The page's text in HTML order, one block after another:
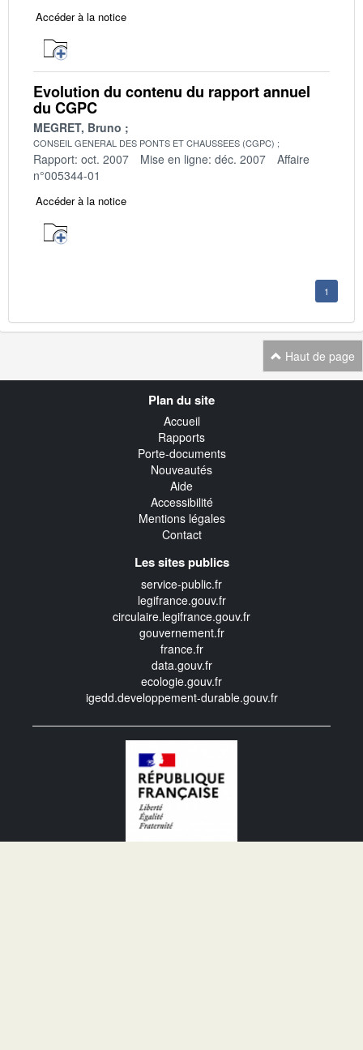
Accéder à la notice
Evolution du contenu du rapport annuel
du CGPC
MEGRET, Bruno
CONSEIL GENERAL DES PONTS ET CHAUSSEES (CGPC)
Rapport: oct. 2007 Mise en ligne: déc. 2007
Affaire
n°005344-01
Accéder à la notice
1
Haut de page
Plan du site
Accueil
Rapports
Porte-documents
Nouveautés
Aide
Accessibilité
Mentions légales
Contact
Les sites publics
service-public.fr
legifrance.gouv.fr
circulaire.legifrance.gouv.fr
gouvernement.fr
france.fr
data.gouv.fr
ecologie.gouv.fr
igedd.developpement-durable.gouv.fr